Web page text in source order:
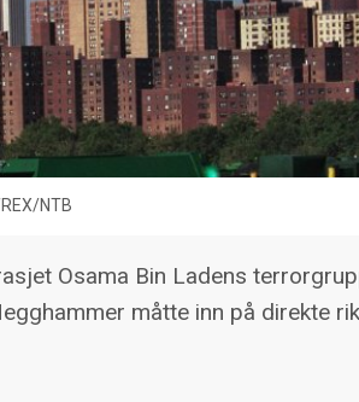
NTB
Osama Bin Ladens
måtte inn på direkte